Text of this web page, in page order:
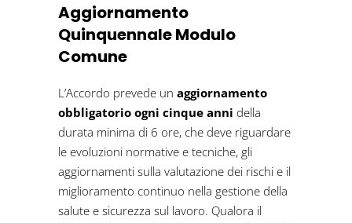
Aggiornamento
Quinquennale Modulo
Comune
L’Accordo prevede un aggiornamento
obbligatorio ogni cinque anni della
durata minima di 6 ore, che deve riguardare
le evoluzioni normative e tecniche, gli
aggiornamenti sulla valutazione dei rischi e il
miglioramento continuo nella gestione della
salute e sicurezza sul lavoro. Qualora il